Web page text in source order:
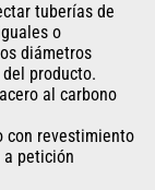
tuberías de
o
diámetros
producto.
al carbono
con revestimiento
a petición